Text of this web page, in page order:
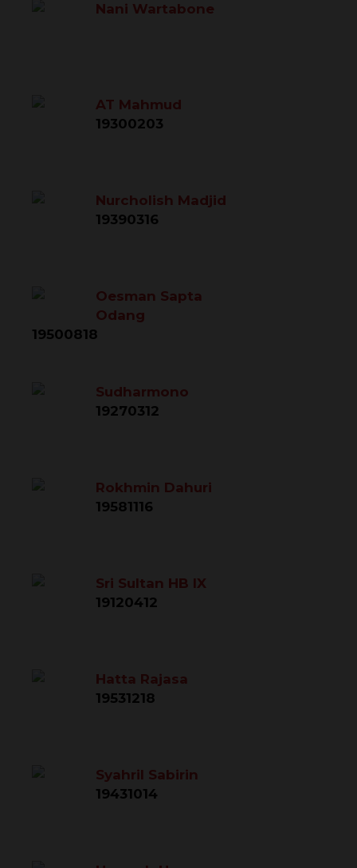
Nani Wartabone
AT Mahmud
19300203
Nurcholish Madjid
19390316
Oesman Sapta
Odang
19500818
Sudharmono
19270312
Rokhmin Dahuri
19581116
Sri Sultan HB IX
19120412
Hatta Rajasa
19531218
Syahril Sabirin
19431014